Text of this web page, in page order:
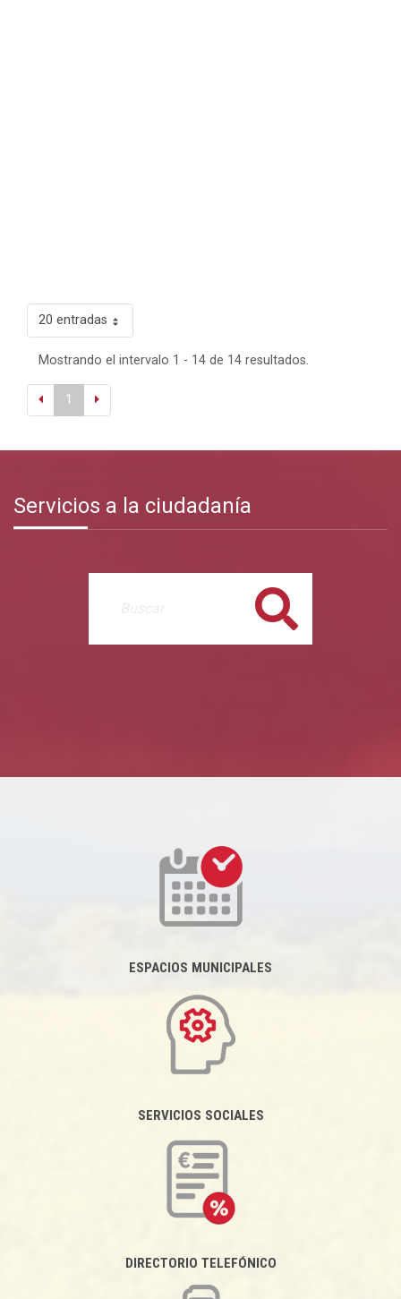
20 entradas
Mostrando el intervalo 1 - 14 de 14 resultados.
1
Servicios a la ciudadanía
Buscar
ESPACIOS MUNICIPALES
SERVICIOS SOCIALES
DIRECTORIO TELEFÓNICO